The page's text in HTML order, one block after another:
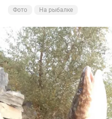
Фото На рыбалке